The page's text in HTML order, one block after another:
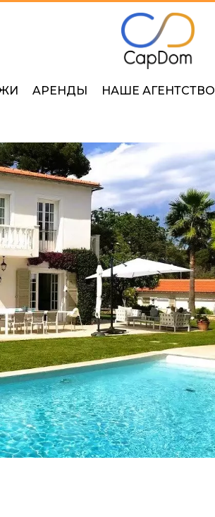
AРЕНДЫ НАШЕ АГЕНТСТВО